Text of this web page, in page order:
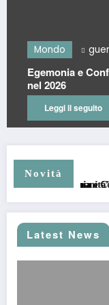
guerra, usa
e Conflitto: Il
il seguito
Novità
l’umanità”. Si riapre
Egemonia e Conflitto: Il
Latest News